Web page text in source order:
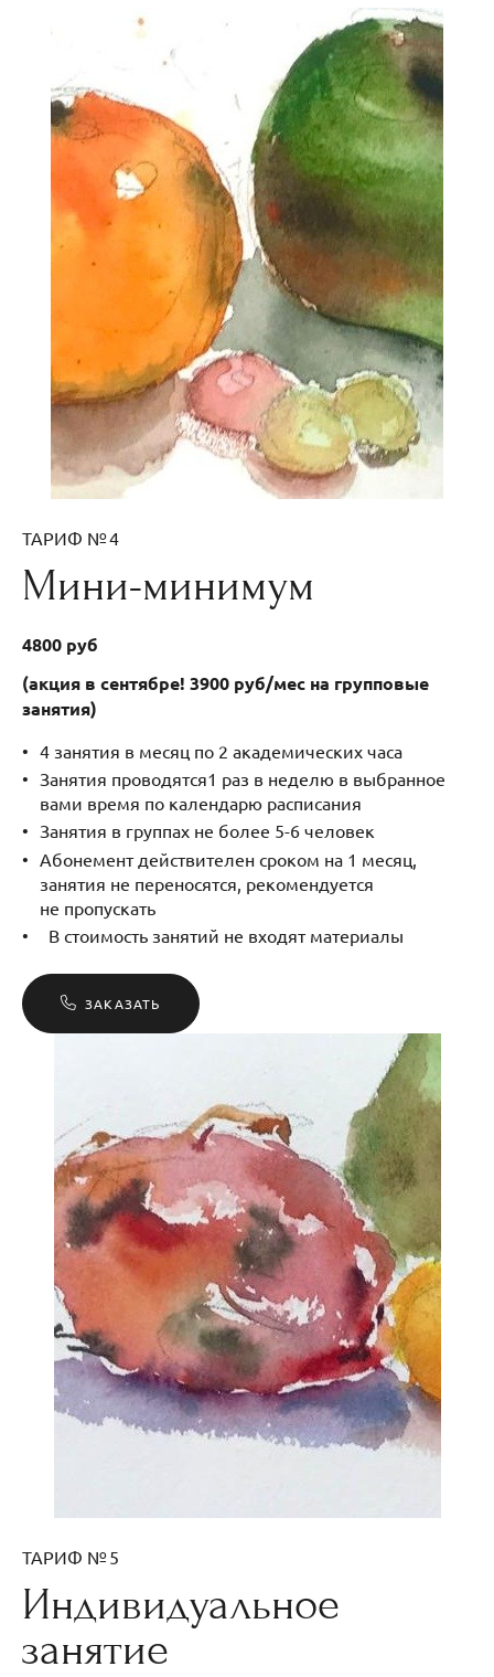
ТАРИФ № 4
Мини-минимум
4800 руб
(акция в сентябре! 3900 руб/мес на групповые
занятия)
4 занятия в месяц по 2 академических часа
Занятия проводятся1 раз в неделю в выбранное
вами время по календарю расписания
Занятия в группах не более 5-6 человек
Абонемент действителен сроком на 1 месяц,
занятия не переносятся, рекомендуется
не пропускать
В стоимость занятий не входят материалы
ЗАКАЗАТЬ
ТАРИФ № 5
Индивидуальное
занятие